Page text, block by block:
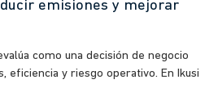
emisiones y mejorar
como una decisión de negocio
eficiencia y riesgo operativo. En Ikusi